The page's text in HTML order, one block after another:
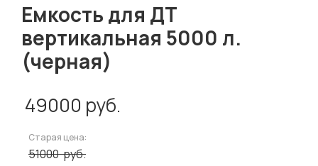
Емкость для ДТ
вертикальная 5000 л.
(черная)
49000 руб.
Старая цена:
51000руб.